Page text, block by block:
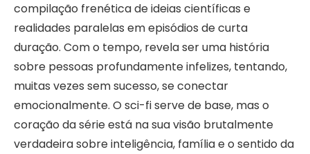
compilação frenética de ideias científicas e
realidades paralelas em episódios de curta
duração. Com o tempo, revela ser uma história
sobre pessoas profundamente infelizes, tentando,
muitas vezes sem sucesso, se conectar
emocionalmente. O sci-fi serve de base, mas o
coração da série está na sua visão brutalmente
verdadeira sobre inteligência, família e o sentido da